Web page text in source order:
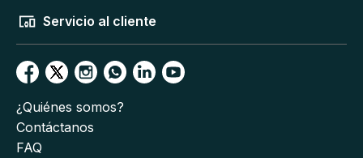
Servicio al cliente
¿Quiénes somos?
Contáctanos
FAQ